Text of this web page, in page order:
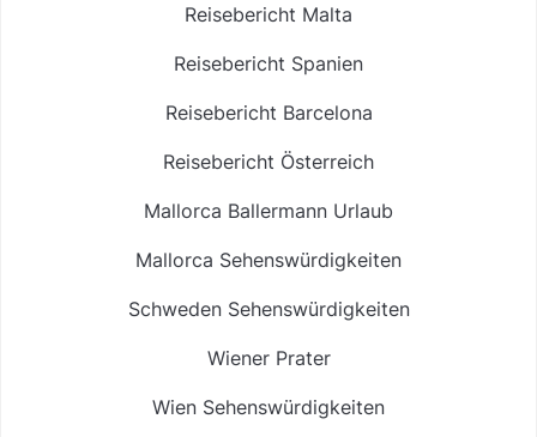
Reisebericht Malta
Reisebericht Spanien
Reisebericht Barcelona
Reisebericht Österreich
Mallorca Ballermann Urlaub
Mallorca Sehenswürdigkeiten
Schweden Sehenswürdigkeiten
Wiener Prater
Wien Sehenswürdigkeiten